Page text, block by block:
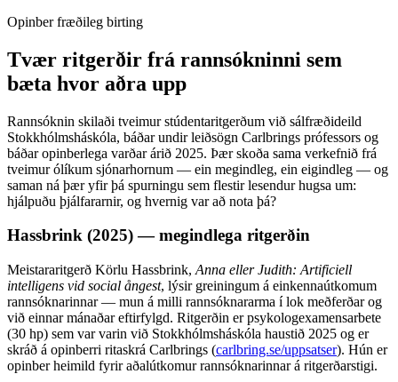
Opinber fræðileg birting
Tvær ritgerðir frá rannsókninni sem
bæta hvor aðra upp
Rannsóknin skilaði tveimur stúdentaritgerðum við sálfræðideild
Stokkhólmsháskóla, báðar undir leiðsögn Carlbrings prófessors og
báðar opinberlega varðar árið 2025. Þær skoða sama verkefnið frá
tveimur ólíkum sjónarhornum — ein megindleg, ein eigindleg — og
saman ná þær yfir þá spurningu sem flestir lesendur hugsa um:
hjálpuðu þjálfararnir, og hvernig var að nota þá?
Hassbrink (2025) — megindlega ritgerðin
Meistararitgerð Körlu Hassbrink, Anna eller Judith: Artificiell
intelligens vid social ångest, lýsir greiningum á einkennaútkomum
rannsóknarinnar — mun á milli rannsóknararma í lok meðferðar og
við einnar mánaðar eftirfylgd. Ritgerðin er psykologexamensarbete
(30 hp) sem var varin við Stokkhólmsháskóla haustið 2025 og er
skráð á opinberri ritaskrá Carlbrings (carlbring.se/uppsatser). Hún er
opinber heimild fyrir aðalútkomur rannsóknarinnar á ritgerðarstigi.